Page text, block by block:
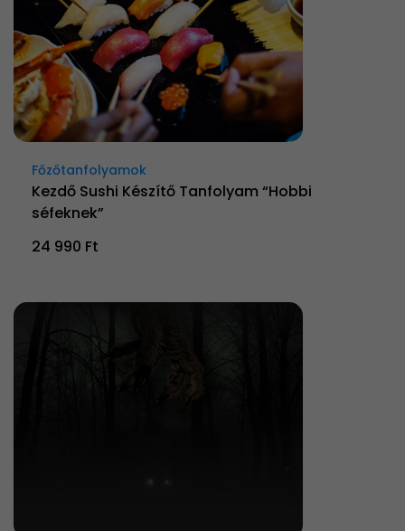
Főzőtanfolyamok
Kezdő Sushi Készítő Tanfolyam “Hobbi
séfeknek”
24 990 Ft